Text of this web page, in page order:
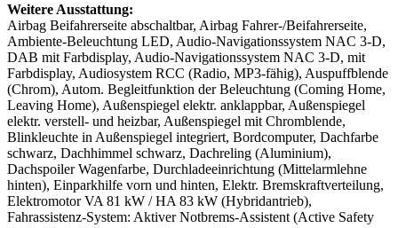
Weitere Ausstattung:
Airbag Beifahrerseite abschaltbar, Airbag Fahrer-/Beifahrerseite,
Ambiente-Beleuchtung LED, Audio-Navigationssystem NAC 3-D,
DAB mit Farbdisplay, Audio-Navigationssystem NAC 3-D, mit
Farbdisplay, Audiosystem RCC (Radio, MP3-fähig), Auspuffblende
(Chrom), Autom. Begleitfunktion der Beleuchtung (Coming Home,
Leaving Home), Außenspiegel elektr. anklappbar, Außenspiegel
elektr. verstell- und heizbar, Außenspiegel mit Chromblende,
Blinkleuchte in Außenspiegel integriert, Bordcomputer, Dachfarbe
schwarz, Dachhimmel schwarz, Dachreling (Aluminium),
Dachspoiler Wagenfarbe, Durchladeeinrichtung (Mittelarmlehne
hinten), Einparkhilfe vorn und hinten, Elektr. Bremskraftverteilung,
Elektromotor VA 81 kW / HA 83 kW (Hybridantrieb),
Fahrassistenz-System: Aktiver Notbrems-Assistent (Active Safety